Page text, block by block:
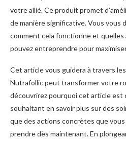
votre allié. Ce produit promet
de manière significative. Vous vous
comment cela fonctionne et
pouvez entreprendre pour
Cet article vous guidera à travers
Nutrafollic peut transformer votre
découvrirez pourquoi cet article
souhaitant en savoir plus sur des
que des actions concrètes que vous
prendre dès maintenant. En